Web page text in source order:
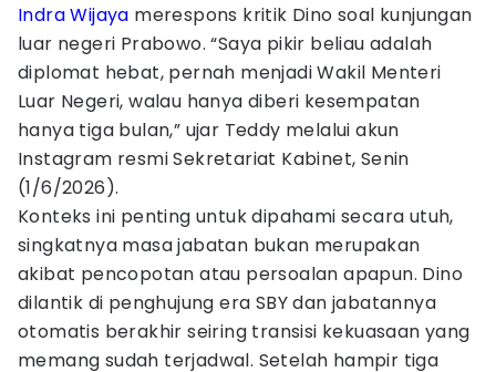
Indra Wijaya merespons kritik Dino soal kunjungan
luar negeri Prabowo. “Saya pikir beliau adalah
diplomat hebat, pernah menjadi Wakil Menteri
Luar Negeri, walau hanya diberi kesempatan
hanya tiga bulan,” ujar Teddy melalui akun
Instagram resmi Sekretariat Kabinet, Senin
(1/6/2026).
Konteks ini penting untuk dipahami secara utuh,
singkatnya masa jabatan bukan merupakan
akibat pencopotan atau persoalan apapun. Dino
dilantik di penghujung era SBY dan jabatannya
otomatis berakhir seiring transisi kekuasaan yang
memang sudah terjadwal. Setelah hampir tiga